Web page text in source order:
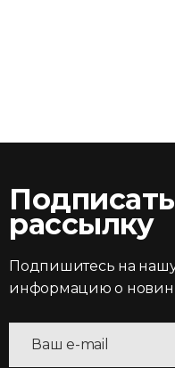
рассылку
Подпишитесь на нашу
информацию о